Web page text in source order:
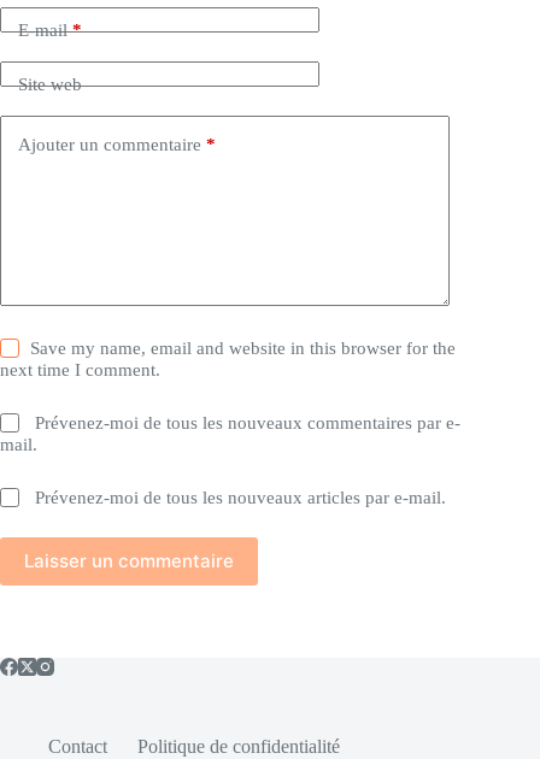
E-mail*
Site web
Ajouter un commentaire *
Save my name, email and website in this browser for the
next time I comment.
Prévenez-moi de tous les nouveaux commentaires par e-
mail.
Prévenez-moi de tous les nouveaux articles par e-mail.
Laisser un commentaire
Contact
Politique de confidentialité